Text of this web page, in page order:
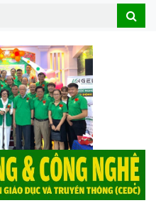
Search